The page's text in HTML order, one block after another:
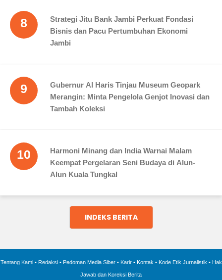
8
Strategi Jitu Bank Jambi Perkuat Fondasi
Bisnis dan Pacu Pertumbuhan Ekonomi
Jambi
9
Gubernur Al Haris Tinjau Museum Geopark
Merangin: Minta Pengelola Genjot Inovasi dan
Tambah Koleksi
10
Harmoni Minang dan India Warnai Malam
Keempat Pergelaran Seni Budaya di Alun-
Alun Kuala Tungkal
INDEKS BERITA
Tentang Kami• Redaksi• Pedoman Media Siber• Karir• Kontak • Kode Etik Jurnalistik • Hak
Jawab dan Koreksi Berita